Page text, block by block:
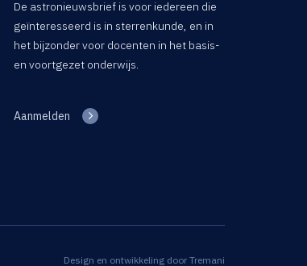
De astronieuwsbrief is voor iedereen die
geïnteresseerd is in sterrenkunde, en in
het bijzonder voor docenten in het basis-
en voortgezet onderwijs.
Aanmelden
Design en ontwikkeling door Tremani